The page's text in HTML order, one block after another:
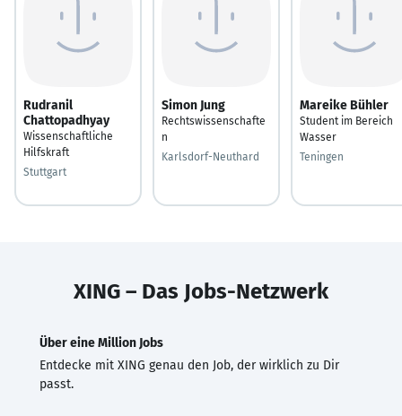
Rudranil
Chattopadhyay
Wissenschaftliche
Hilfskraft
Stuttgart
Simon Jung
Rechtswissenschafte
n
Karlsdorf-Neuthard
Mareike Bühler
Student im Bereich
Wasser
Teningen
XING – Das Jobs-Netzwerk
Über eine Million Jobs
Entdecke mit XING genau den Job, der wirklich zu Dir
passt.